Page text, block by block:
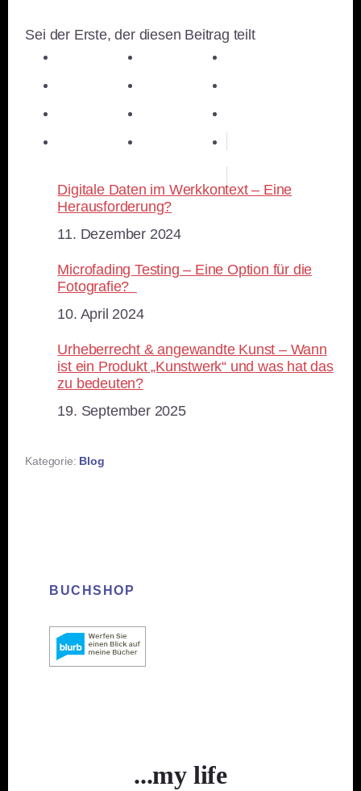
Sei der Erste, der diesen Beitrag teilt
Digitale Daten im Werkkontext – Eine
Herausforderung?
Datum
11. Dezember 2024
Microfading Testing – Eine Option für die
Fotografie?
Datum
10. April 2024
Urheberrecht & angewandte Kunst – Wann
ist ein Produkt „Kunstwerk“ und was hat das
zu bedeuten?
Datum
19. September 2025
Kategorie: Blog
BUCHSHOP
...my life